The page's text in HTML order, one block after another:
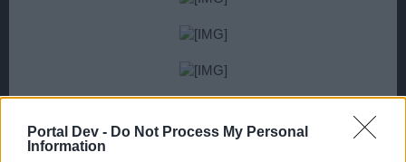
Portal Dev - Do Not Process My Personal
Information